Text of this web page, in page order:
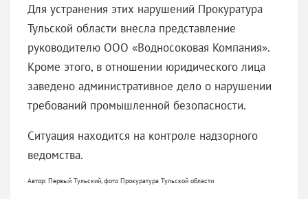
Для устранения этих нарушений Прокуратура
Тульской области внесла представление
руководителю ООО «Водносоковая Компания».
Кроме этого, в отношении юридического лица
заведено административное дело о нарушении
требований промышленной безопасности.
Ситуация находится на контроле надзорного
ведомства.
Автор: Первый Тульский, фото Прокуратура Тульской области